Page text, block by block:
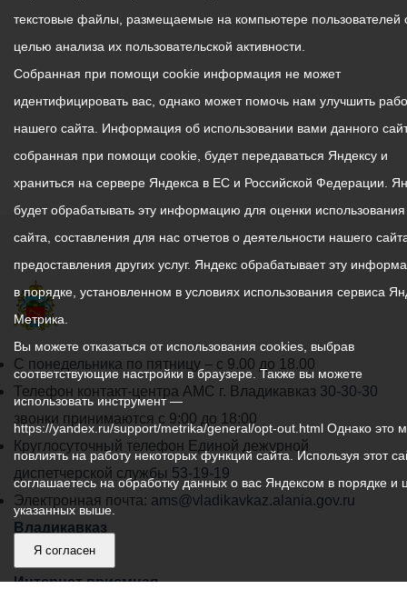
График
работы
администрации
местного
самоуправления
города
Владикавказ:
С понедельника по пятницу – с 9.00 до 18.00
Телефон контакт-центра АМС г. Владикавказ 30-30-30
звонки принимаются с 9:00 до 18:00
Круглосуточный телефон Единой дежурной
диспетчерской службы 53-19-19
Электронная почта: ams@vladikavkaz.alania.gov.ru
Владикавказ
АМС
Интернет приемная
текстовые файлы, размещаемые на компьютере пользователей
целью анализа их пользовательской активности.
Собранная при помощи cookie информация не может
идентифицировать вас, однако может помочь нам улучшить
нашего сайта. Информация об использовании вами данного
собранная при помощи cookie, будет передаваться Яндексу и
храниться на сервере Яндекса в ЕС и Российской Федерации.
будет обрабатывать эту информацию для оценки
сайта, составления для нас отчетов о деятельности нашего
предоставления других услуг. Яндекс обрабатывает эту
в порядке, установленном в условиях использования сервиса
Метрика.
Вы можете отказаться от использования cookies, выбрав
соответствующие настройки в браузере. Также вы можете
использовать инструмент —
https://yandex.ru/support/metrika/general/opt-out.html Однако это
повлиять на работу некоторых функций сайта. Используя этот
соглашаетесь на обработку данных о вас Яндексом в порядке и
указанных выше.
Я согласен